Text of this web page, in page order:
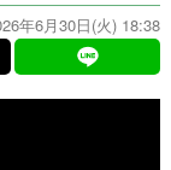
年6月30日(火) 18:38